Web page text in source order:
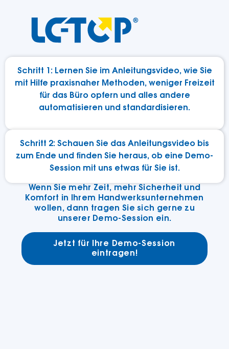
Schritt 1:Lernen Sie im Anleitungsvideo, wie Sie
mit Hilfe praxisnaher Methoden, weniger Freizeit
für das Büro opfern und alles andere
automatisieren und standardisieren.
Schritt 2: Schauen Sie das Anleitungsvideo bis
zum Ende und finden Sie heraus, ob eine Demo-
Session mit uns etwas für Sie ist.
Wenn Sie mehr Zeit, mehr Sicherheit und
Komfort in Ihrem Handwerksunternehmen
wollen, dann tragen Sie sich gerne zu
unserer Demo-Session ein.
Jetzt für Ihre Demo-Session
eintragen!